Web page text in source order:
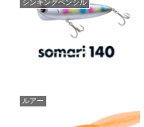
シンキングペンシル
ルアー